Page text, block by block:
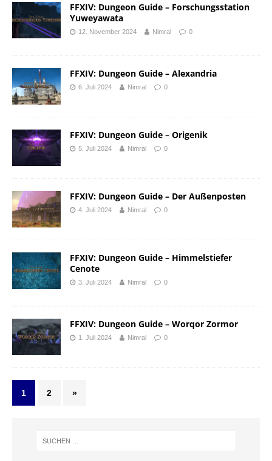
FFXIV: Dungeon Guide – Forschungsstation
Yuweyawata
12. November 2024 Nimral 0
FFXIV: Dungeon Guide – Alexandria
6. Juli 2024 Nimral 0
FFXIV: Dungeon Guide – Origenik
5. Juli 2024 Nimral 0
FFXIV: Dungeon Guide – Der Außenposten
4. Juli 2024 Nimral 0
FFXIV: Dungeon Guide – Himmelstiefer
Cenote
3. Juli 2024 Nimral 0
FFXIV: Dungeon Guide – Worqor Zormor
1. Juli 2024 Nimral 0
1 2 »